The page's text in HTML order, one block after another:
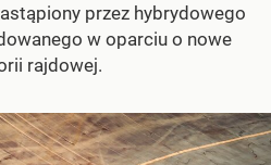
przez hybrydowego
w oparciu o nowe
rajdowej.